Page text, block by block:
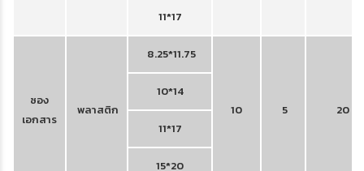
11*17
ซอง
เอกสาร
พลาสติก
8.25*11.75
10 5 20
10*14
11*17
15*20